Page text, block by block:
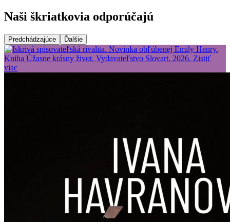
Naši škriatkovia odporúčajú
Predchádzajúce Ďalšie